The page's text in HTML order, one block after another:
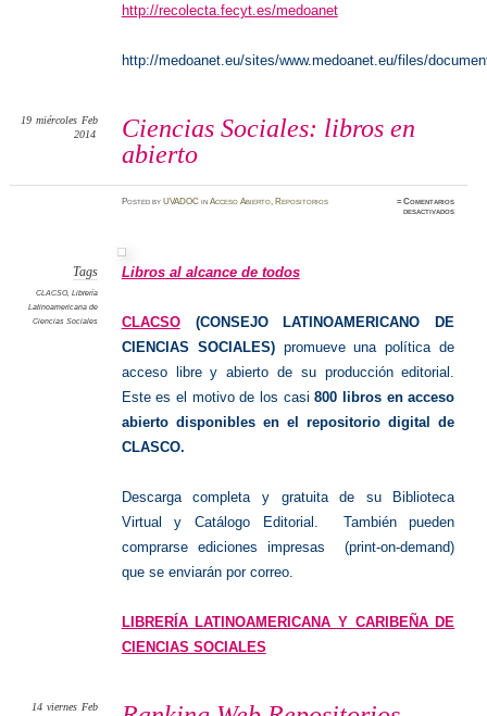
http://recolecta.fecyt.es/medoanet
http://medoanet.eu/sites/www.medoanet.eu/files/
Ciencias Sociales: libros en
abierto
19 miércoles Feb
2014
PostedbyUVADOC inAcceso Abierto, Repositorios ≈Comentarios
desactivadosen
Tags
CLACSO, Librería
Latinoamericana de
Ciencias Sociales
Libros al alcance de todos
CLACSO
(CONSEJO LATINOAMERICANO DE
CIENCIAS SOCIALES)promueve una política de
acceso libre y abierto de su producción editorial.
Este es el motivo de los casi800 libros en acceso
abierto disponibles en el repositorio digital de
CLASCO.
Descarga completa y gratuita de su Biblioteca
Virtual y Catálogo Editorial. También pueden
comprarse ediciones impresas (print-on-demand)
que se enviarán por correo.
LIBRERÍA LATINOAMERICANA Y CARIBEÑA DE
CIENCIAS SOCIALES
14 viernes Feb